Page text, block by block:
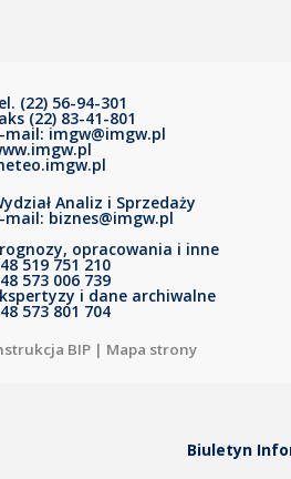
(22) 56-94-301
(22) 83-41-801
mail: imgw@imgw.pl
Analiz i Sprzedaży
mail: biznes@imgw.pl
opracowania i inne
519 751 210
573 006 739
i dane archiwalne
573 801 704
BIP | Mapa strony
Biuletyn